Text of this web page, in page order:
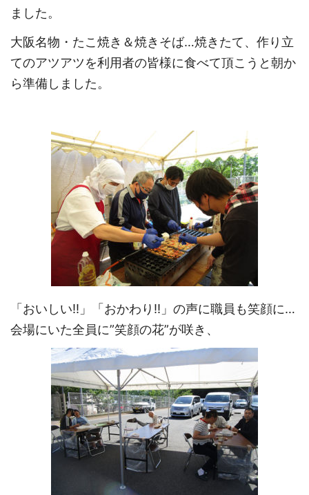
ました。
大阪名物・たこ焼き＆焼きそば…焼きたて、作り立
てのアツアツを利用者の皆様に食べて頂こうと朝か
ら準備しました。
「おいしい!!」「おかわり!!」の声に職員も笑顔に…
会場にいた全員に”笑顔の花”が咲き、